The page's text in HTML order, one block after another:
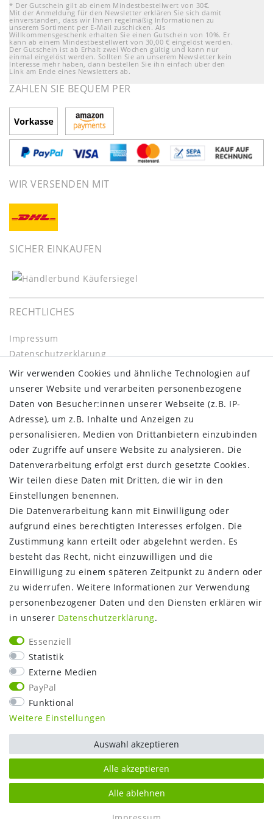
* Der Gutschein gilt ab einem Mindestbestellwert von 30€.
Mit der Anmeldung für den Newsletter erklären Sie sich damit
einverstanden, dass wir Ihnen regelmäßig Informationen zu
unserem Sortiment per E-Mail zuschicken. Als
Willkommensgeschenk erhalten Sie einen Gutschein von 10%. Er
kann ab einem Mindestbestellwert von 30,00 € eingelöst werden.
Der Gutschein ist ab Erhalt zwei Wochen gültig und kann nur
einmal eingelöst werden. Sollten Sie an unserem Newsletter kein
Interesse mehr haben, dann bestellen Sie ihn einfach über den
Link am Ende eines Newsletters ab.
ZAHLEN SIE BEQUEM PER
WIR VERSENDEN MIT
SICHER EINKAUFEN
RECHTLICHES
Impressum
Daten­schutz­erklärung
AGB
Barrierefreiheitserklärung
Widerrufs­recht
Kontakt
Vertrag widerrufen
INFORMATIONEN:
Zahlungsinformationen
Versandinformationen
Über uns
Gutschein
NEWS
Google Maps
Kundenbewertungen
Kontakt
Mein Konto
Warenkorb
Kasse
Vorteile
Wir verwenden Cookies und ähnliche Technologien auf
unserer Website und verarbeiten personenbezogene
Daten von Besucher:innen unserer Webseite (z.B. IP-
Adresse), um z.B. Inhalte und Anzeigen zu
personalisieren, Medien von Drittanbietern einzubinden
oder Zugriffe auf unsere Website zu analysieren. Die
Datenverarbeitung erfolgt erst durch gesetzte Cookies.
Wir teilen diese Daten mit Dritten, die wir in den
Einstellungen benennen.
Die Datenverarbeitung kann mit Einwilligung oder
aufgrund eines berechtigten Interesses erfolgen. Die
Zustimmung kann erteilt oder abgelehnt werden. Es
besteht das Recht, nicht einzuwilligen und die
Einwilligung zu einem späteren Zeitpunkt zu ändern oder
zu widerrufen. Weitere Informationen zur Verwendung
personenbezogener Daten und den Diensten erklären wir
in unserer Daten­schutz­erklärung.
Essenziell
Statistik
Externe Medien
PayPal
Funktional
Weitere Einstellungen
Alle akzeptieren
Alle ablehnen
Auswahl akzeptieren